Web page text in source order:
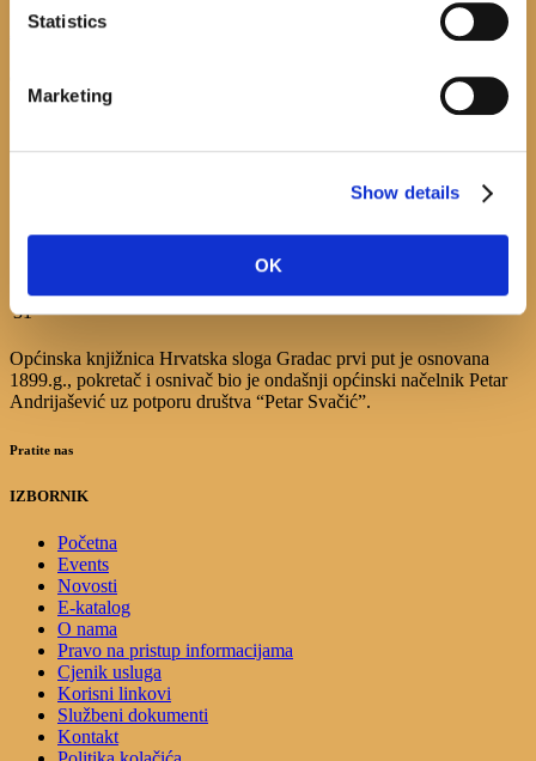
Statistics
Marketing
Show details
OK
April 20, 2026
M T W T F S
S
10 11 12 13 14 15 16
31
Općinska knjižnica Hrvatska sloga Gradac prvi put je osnovana
1899.g., pokretač i osnivač bio je ondašnji općinski načelnik Petar
Andrijašević uz potporu društva “Petar Svačić”.
Pratite nas
IZBORNIK
Početna
Events
Novosti
E-katalog
O nama
Pravo na pristup informacijama
Cjenik usluga
Korisni linkovi
Službeni dokumenti
Kontakt